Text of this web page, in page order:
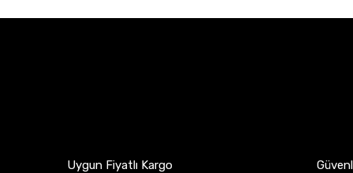
Uygun Fiyatlı Kargo